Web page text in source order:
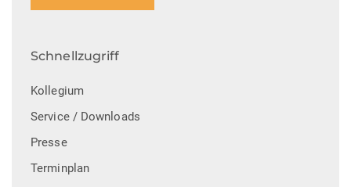
Schnellzugriff
Kollegium
Service / Downloads
Presse
Terminplan